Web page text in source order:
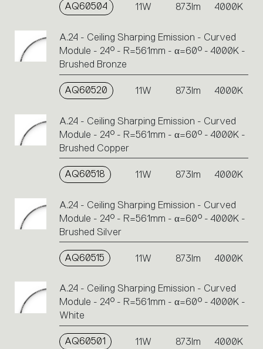
AQ60504 11W 873lm 4000K
A.24 - Ceiling Sharping Emission - Curved
Module - 24° - R=561mm - α=60° - 4000K -
Brushed Bronze
AQ60520 11W 873lm 4000K
A.24 - Ceiling Sharping Emission - Curved
Module - 24° - R=561mm - α=60° - 4000K -
Brushed Copper
AQ60518 11W 873lm 4000K
A.24 - Ceiling Sharping Emission - Curved
Module - 24° - R=561mm - α=60° - 4000K -
Brushed Silver
AQ60515 11W 873lm 4000K
A.24 - Ceiling Sharping Emission - Curved
Module - 24° - R=561mm - α=60° - 4000K -
White
AQ60501 11W 873lm 4000K